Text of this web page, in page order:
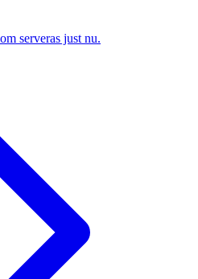
serveras just nu.